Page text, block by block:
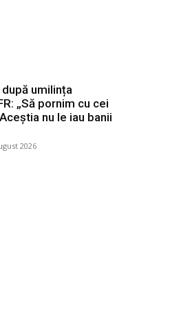
umilința
„Să pornim cu cei
nu le iau banii
2026